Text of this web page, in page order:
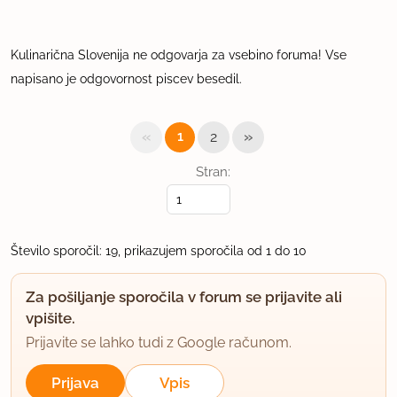
Kulinarična Slovenija ne odgovarja za vsebino foruma! Vse
napisano je odgovornost piscev besedil.
Stran:
« 1 2 »
Število sporočil: 19, prikazujem sporočila od 1 do 10
Za pošiljanje sporočila v forum se prijavite ali
vpišite.
Prijavite se lahko tudi z Google računom.
Prijava Vpis